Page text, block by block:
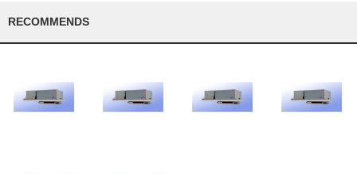
RECOMMENDS